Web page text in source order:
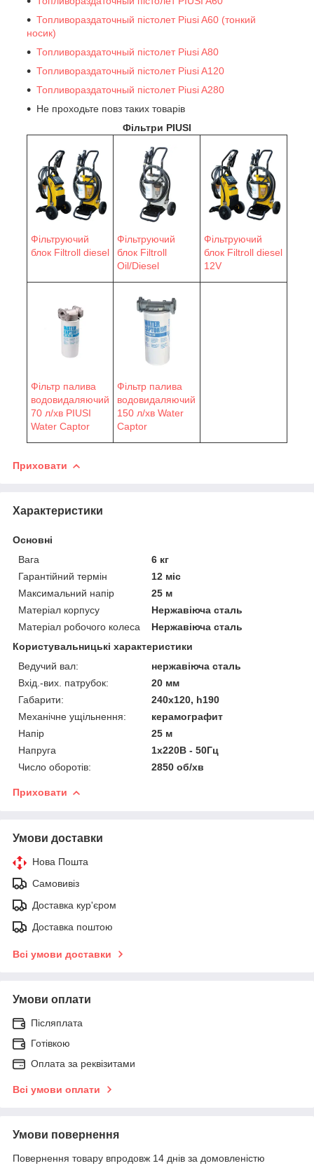
Топливораздаточный пістолет Piusi A60 (тонкий
носик)
Топливораздаточный пістолет Piusi A80
Топливораздаточный пістолет Piusi A120
Топливораздаточный пістолет Piusi A280
Не проходьте повз таких товарів
Фільтри PIUSI
Фільтруючий
блок Filtroll diesel
Фільтруючий
блок Filtroll
Oil/Diesel
Фільтруючий
блок Filtroll diesel
12V
Фільтр палива
водовидаляючий
70 л/хв PIUSI
Water Сaptor
Фільтр палива
водовидаляючий
150 л/хв Water
Сaptor
Приховати
Характеристики
Основні
Вага
6 кг
Гарантійний термін
12 міс
Максимальний напір
25 м
Матеріал корпусу
Нержавіюча сталь
Матеріал робочого колеса
Нержавіюча сталь
Користувальницькі характеристики
Ведучий вал:
нержавіюча сталь
Вхід.-вих. патрубок:
20 мм
Габарити:
240х120, h190
Механічне ущільнення:
керамографит
Напір
25 м
Напруга
1х220В - 50Гц
Число оборотів:
2850 об/хв
Приховати
Умови доставки
Нова Пошта
Самовивіз
Доставка кур'єром
Доставка поштою
Всі умови доставки
Умови оплати
Післяплата
Готівкою
Оплата за реквізитами
Всі умови оплати
Умови повернення
Повернення товару впродовж 14 днів за домовленістю